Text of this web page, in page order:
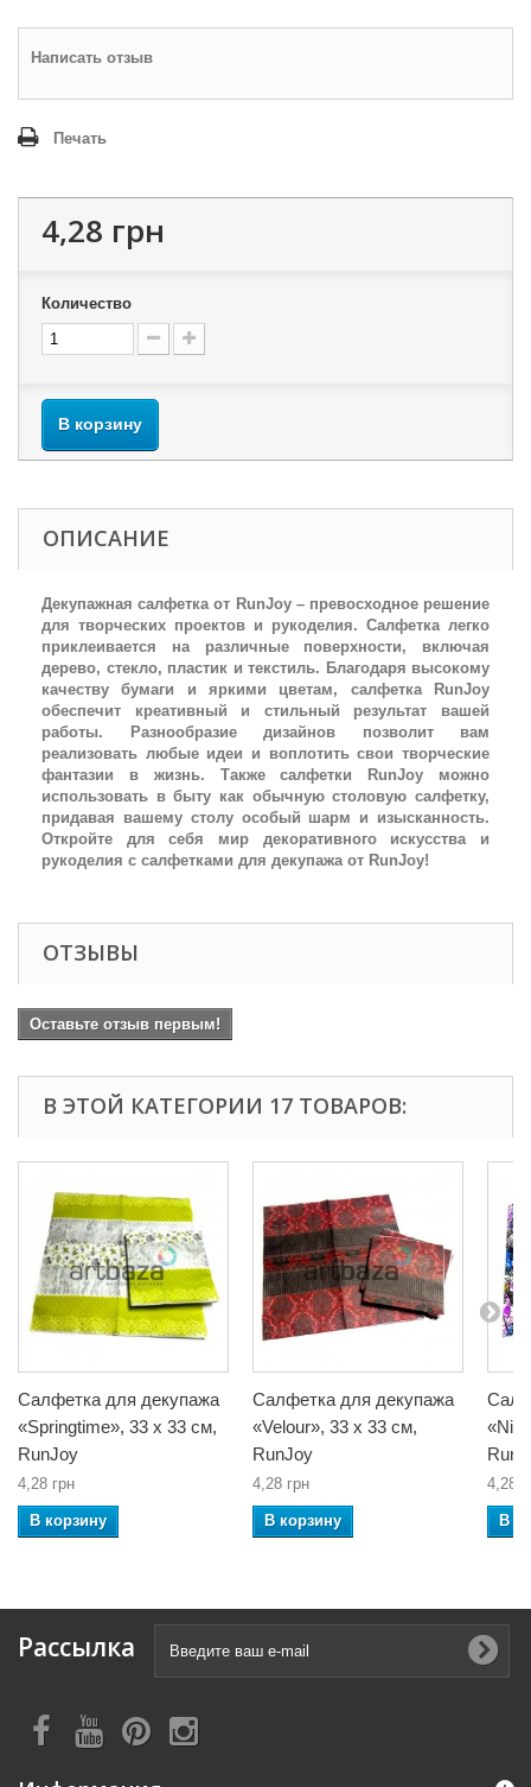
Написать отзыв
Печать
4,28 грн
Количество
В корзину
ОПИСАНИЕ
Декупажная салфетка от RunJoy – превосходное решение
для творческих проектов и рукоделия. Салфетка легко
приклеивается на различные поверхности, включая
дерево, стекло, пластик и текстиль. Благодаря высокому
качеству бумаги и яркими цветам, салфетка RunJoy
обеспечит креативный и стильный результат вашей
работы. Разнообразие дизайнов позволит вам
реализовать любые идеи и воплотить свои творческие
фантазии в жизнь. Также салфетки RunJoy можно
использовать в быту как обычную столовую салфетку,
придавая вашему столу особый шарм и изысканность.
Откройте для себя мир декоративного искусства и
рукоделия с салфетками для декупажа от RunJoy!
ОТЗЫВЫ
Оставьте отзыв первым!
В ЭТОЙ КАТЕГОРИИ 17 ТОВАРОВ:
Салфетка для декупажа
«Springtime», 33 x 33 см,
RunJoy
4,28 грн
В корзину
Салфетка для декупажа
«Velour», 33 x 33 см,
RunJoy
4,28 грн
В корзину
4,28
В
Рассылка